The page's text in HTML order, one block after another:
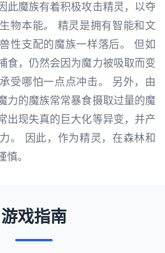
此魔族有着积极攻击精灵，以夺
物本能。 精灵是拥有智能和文
性支配的魔族一样落后。 但如
食，仍然会因为魔力被吸取而变
受哪怕一点点冲击。 另外，由
力的魔族常常暴食摄取过量的魔
出现失真的巨大化等异变，并产
。 因此，作为精灵，在森林和
。
游戏指南